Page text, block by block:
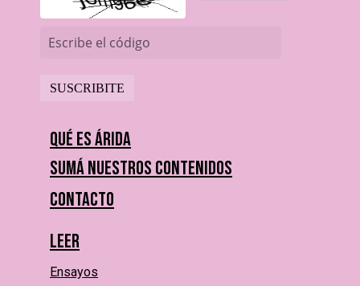
Escribe el código
Qué es Árida
Sumá nuestros contenidos
Contacto
Leer
Ensayos